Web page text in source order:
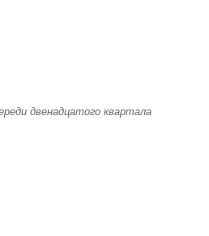
двенадцатого квартала